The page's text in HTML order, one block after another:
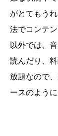
がとてもう
法でコンテ
以外では、
読んだり、
放題なので
ースのよう